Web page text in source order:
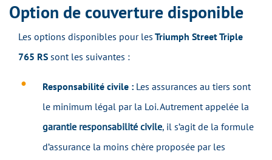
Option de couverture disponible
Les options disponibles pour les Triumph Street Triple
765 RS sont les suivantes :
Responsabilité civile : Les assurances au tiers sont
le minimum légal par la Loi. Autrement appelée la
garantie responsabilité civile, il s’agit de la formule
d’assurance la moins chère proposée par les